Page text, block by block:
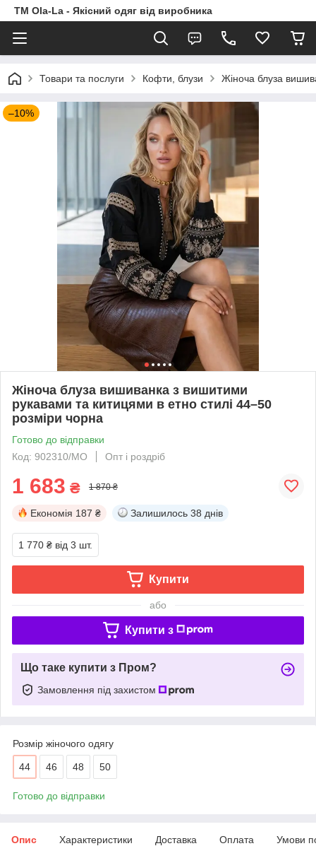
TM Ola-La - Якісний одяг від виробника
Товари та послуги Кофти, блузи Жіноча блуза
–10%
Жіноча блуза вишиванка з вишитими
рукавами та китицями в етно стилі 44–50
розміри чорна
Готово до відправки
Код: 902310/МО
Опт і роздріб
1 683 ₴ 1 870 ₴
Економія 187 ₴ Залишилось 38 днів
1 770 ₴ від 3 шт.
Купити
або
Купити з
Що таке купити з Пром?
Замовлення під захистом
Розмір жіночого одягу
44 46 48 50
Готово до відправки
Опис Характеристики Доставка Оплата Умови